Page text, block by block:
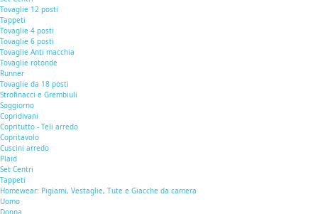
Tovaglie 12 posti
Tappeti
Tovaglie 4 posti
Tovaglie 6 posti
Tovaglie Anti macchia
Tovaglie rotonde
Runner
Tovaglie da 18 posti
Strofinacci e Grembiuli
Soggiorno
Copridivani
Copritutto - Teli arredo
Copritavolo
Cuscini arredo
Plaid
Set Centri
Tappeti
Homewear: Pigiami, Vestaglie, Tute e Giacche da camera
Uomo
Donna